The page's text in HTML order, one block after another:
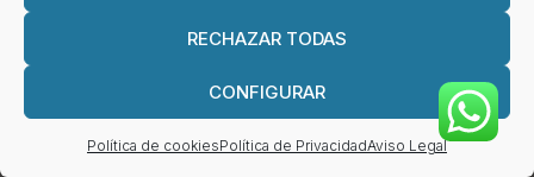
RECHAZAR TODAS
CONFIGURAR
Política de cookiesPolítica de PrivacidadAviso Legal